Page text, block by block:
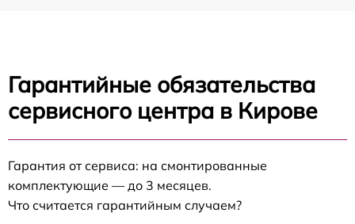
Гарантийные обязательства
сервисного центра в Кирове
Гарантия от сервиса: на смонтированные
комплектующие — до 3 месяцев.
Что считается гарантийным случаем?